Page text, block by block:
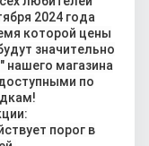
2024 года
которой цены
значительно
магазина
по
порог в